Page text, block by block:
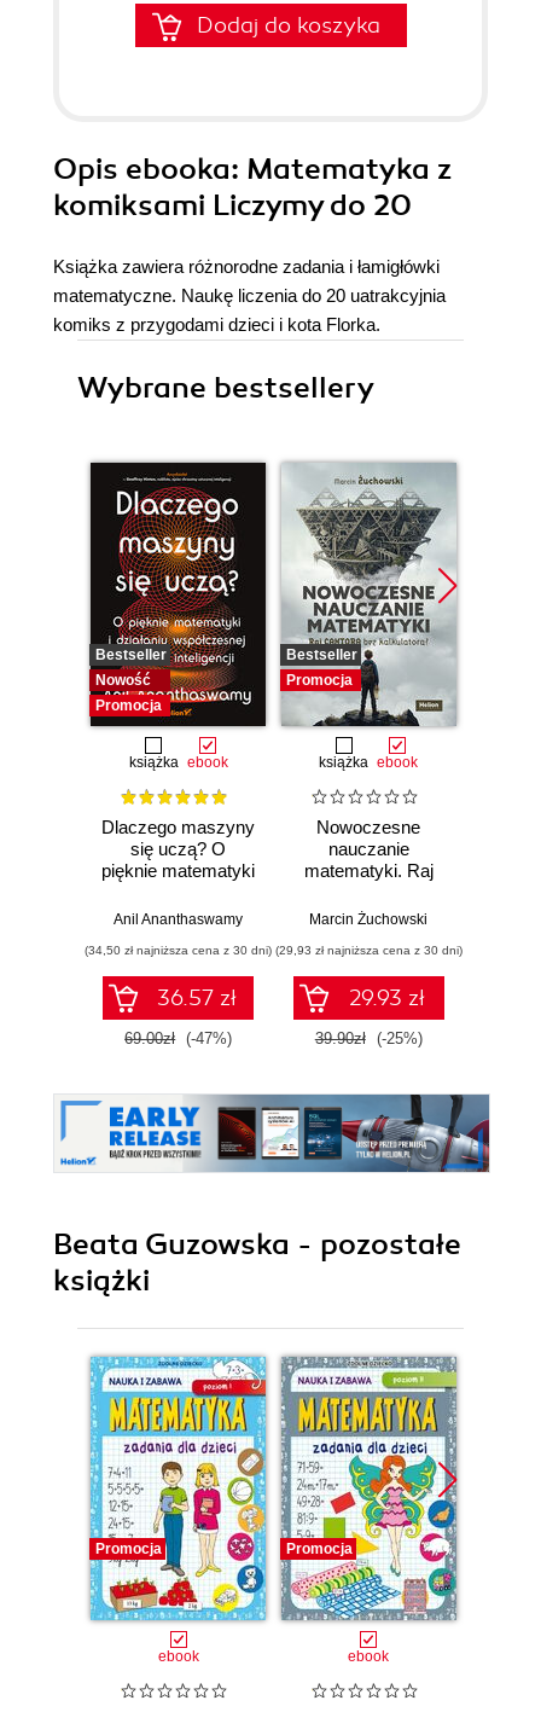
Dodaj do koszyka
Opis ebooka: Matematyka z
komiksami Liczymy do 20
Książka zawiera różnorodne zadania i łamigłówki
matematyczne. Naukę liczenia do 20 uatrakcyjnia
komiks z przygodami dzieci i kota Florka.
Wybrane bestsellery
Bestseller
Nowość
Promocja
książka ebook
Dlaczego maszyny
się uczą? O
pięknie matematyki
współczesnej
inteligencji
Anil Ananthaswamy
(34,50 zł najniższa cena z 30 dni)
36.57 zł
69.00zł (-47%)
Bestseller
Promocja
książka ebook
Nowoczesne
nauczanie
matematyki. Raj
kalkulatora?
Marcin Żuchowski
(29,93 zł najniższa cena z 30 dni)
29.93 zł
39.90zł (-25%)
Beata Guzowska - pozostałe
książki
Promocja
ebook
Promocja
ebook